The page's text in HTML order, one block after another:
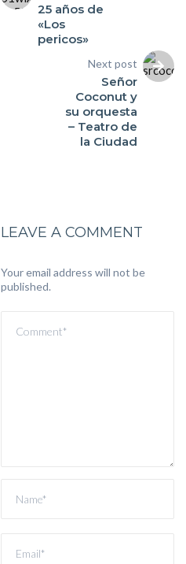
25 años de
«Los
pericos»
Next post
Señor
Coconut y
su orquesta
– Teatro de
la Ciudad
LEAVE A COMMENT
Your email address will not be
published.